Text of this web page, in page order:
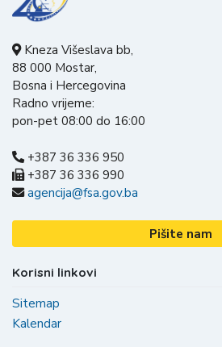
Kneza Višeslava bb,
88 000 Mostar,
Bosna i Hercegovina
Radno vrijeme:
pon-pet 08:00 do 16:00
+387 36 336 950
+387 36 336 990
agencija@fsa.gov.ba
Pišite nam
Korisni linkovi
Sitemap
Kalendar